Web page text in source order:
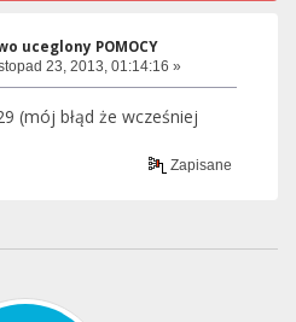
uceglony POMOCY
23, 2013, 01:14:16 »
(mój błąd że wcześniej
Zapisane